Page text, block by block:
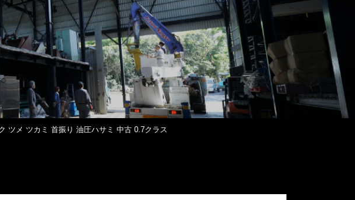
ツメ ツカミ 首振り 油圧ハサミ 中古 0.7クラス